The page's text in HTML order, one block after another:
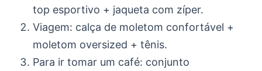
top esportivo + jaqueta com zíper.
Viagem: calça de moletom confortável +
moletom oversized + tênis.
Para ir tomar um café: conjunto